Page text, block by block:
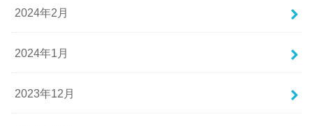
2024年2月
2024年1月
2023年12月